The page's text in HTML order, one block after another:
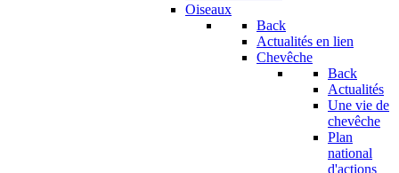
Oiseaux
Back
Actualités en lien
Chevêche
Back
Actualités
Une vie de
chevêche
Plan
national
d'actions